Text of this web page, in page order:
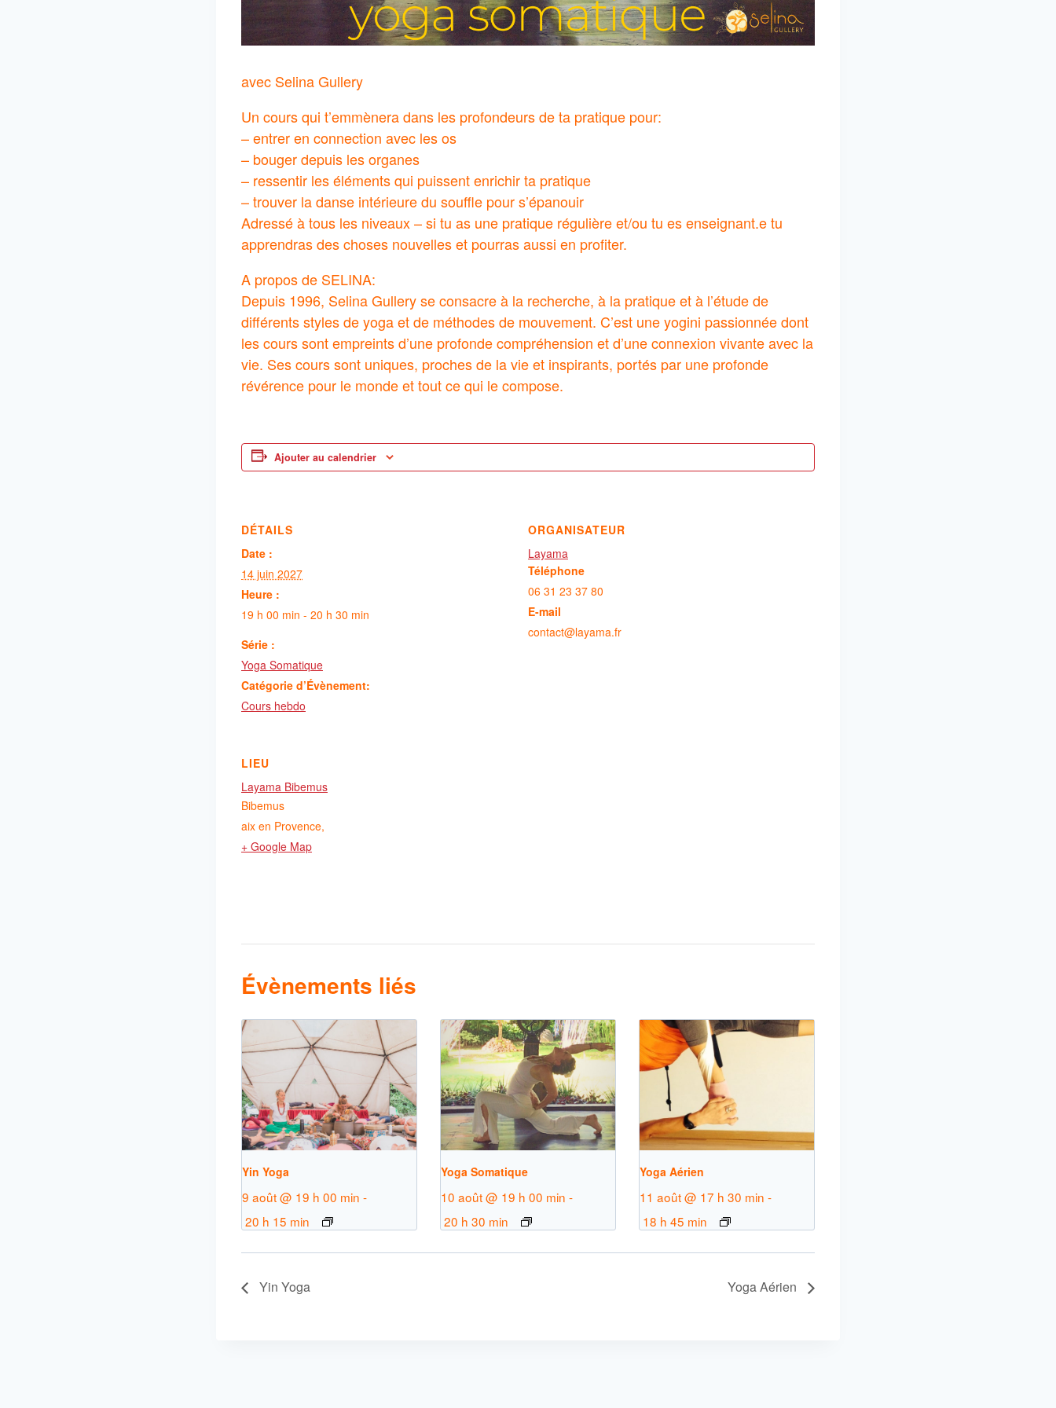
avec Selina Gullery
Un cours qui t’emmènera dans les profondeurs de ta pratique pour:
– entrer en connection avec les os
– bouger depuis les organes
– ressentir les éléments qui puissent enrichir ta pratique
– trouver la danse intérieure du souffle pour s’épanouir
Adressé à tous les niveaux – si tu as une pratique régulière et/ou tu es enseignant.e tu
apprendras des choses nouvelles et pourras aussi en profiter.
A propos de SELINA:
Depuis 1996, Selina Gullery se consacre à la recherche, à la pratique et à l’étude de
différents styles de yoga et de méthodes de mouvement. C’est une yogini passionnée dont
les cours sont empreints d’une profonde compréhension et d’une connexion vivante avec la
vie. Ses cours sont uniques, proches de la vie et inspirants, portés par une profonde
révérence pour le monde et tout ce qui le compose.
Ajouter au calendrier
DÉTAILS
Date :
14 juin 2027
Heure :
19 h 00 min - 20 h 30 min
Série :
Yoga Somatique
Catégorie d’Évènement:
Cours hebdo
ORGANISATEUR
Layama
Téléphone
06 31 23 37 80
E-mail
contact@layama.fr
LIEU
Layama Bibemus
Bibemus
aix en Provence,
+ Google Map
Évènements liés
Yin Yoga
9 août @ 19 h 00 min -
20 h 15 min
Yoga Somatique
10 août @ 19 h 00 min -
20 h 30 min
Yoga Aérien
11 août @ 17 h 30 min -
18 h 45 min
Yin Yoga Yoga Aérien